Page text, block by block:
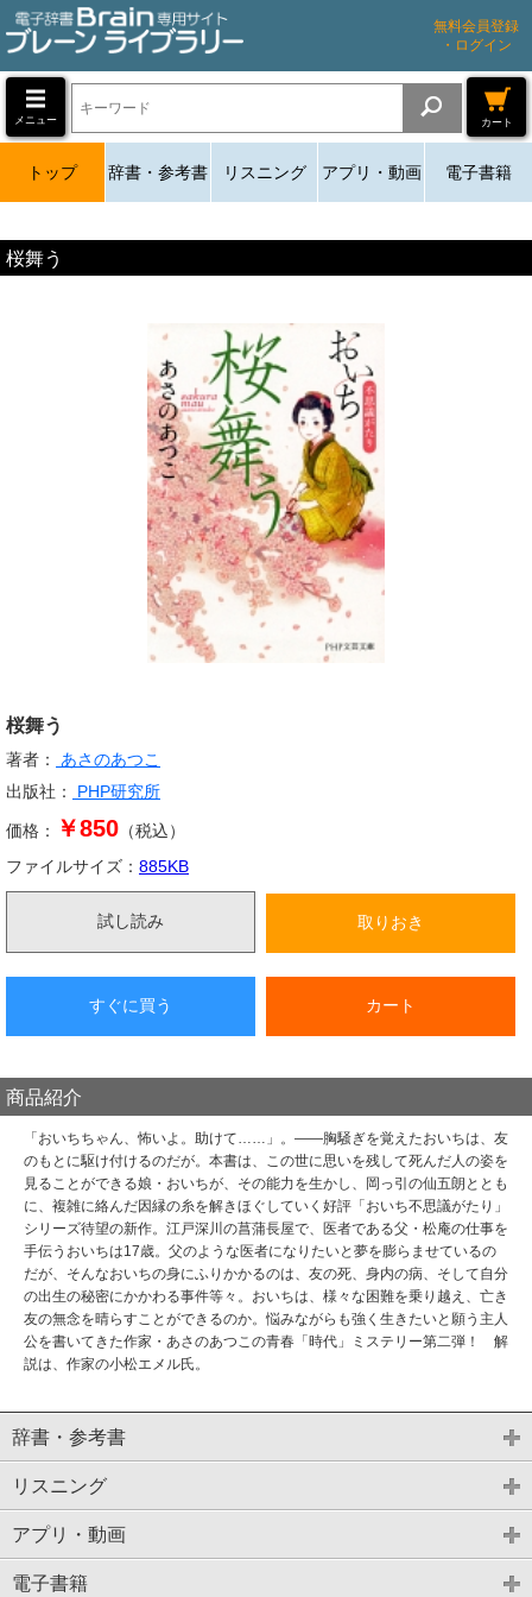
無料会員登録
・ログイン
メニュー カート
トップ 辞書・参考書 リスニング アプリ・動画 電子書籍
桜舞う
桜舞う
著者：
あさのあつこ
出版社：
PHP研究所
価格： ￥850 （税込）
ファイルサイズ： 885KB
試し読み 取りおき
すぐに買う カート
商品紹介
「おいちちゃん、怖いよ。助けて……」。――胸騒ぎを覚えたおいちは、友
のもとに駆け付けるのだが。本書は、この世に思いを残して死んだ人の姿を
見ることができる娘・おいちが、その能力を生かし、岡っ引の仙五朗ととも
に、複雑に絡んだ因縁の糸を解きほぐしていく好評「おいち不思議がたり」
シリーズ待望の新作。江戸深川の菖蒲長屋で、医者である父・松庵の仕事を
手伝うおいちは17歳。父のような医者になりたいと夢を膨らませているの
だが、そんなおいちの身にふりかかるのは、友の死、身内の病、そして自分
の出生の秘密にかかわる事件等々。おいちは、様々な困難を乗り越え、亡き
友の無念を晴らすことができるのか。悩みながらも強く生きたいと願う主人
公を書いてきた作家・あさのあつこの青春「時代」ミステリー第二弾！ 解
説は、作家の小松エメル氏。
辞書・参考書
リスニング
アプリ・動画
電子書籍